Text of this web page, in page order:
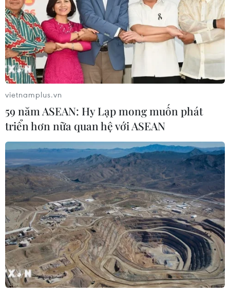
TIN CÙNG CHUYÊN MỤC
Thị trường chứng khoán: Sức ép từ
"vùng trũng" thông tin sau một nhịp
phục hồi
08/08/2026 08:04
vietnamplus.vn
59 năm ASEAN: Hy Lạp mong muốn phát
triển hơn nữa quan hệ với ASEAN